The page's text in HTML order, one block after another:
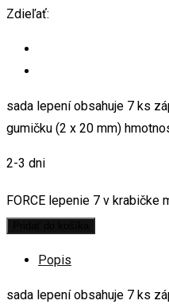
Zdieľať:
sada lepení obsahuje 7 ks
gumičku (2 x 20 mm)
2-3 dni
FORCE lepenie 7 v krabičke
Popis
sada lepení obsahuje 7 ks